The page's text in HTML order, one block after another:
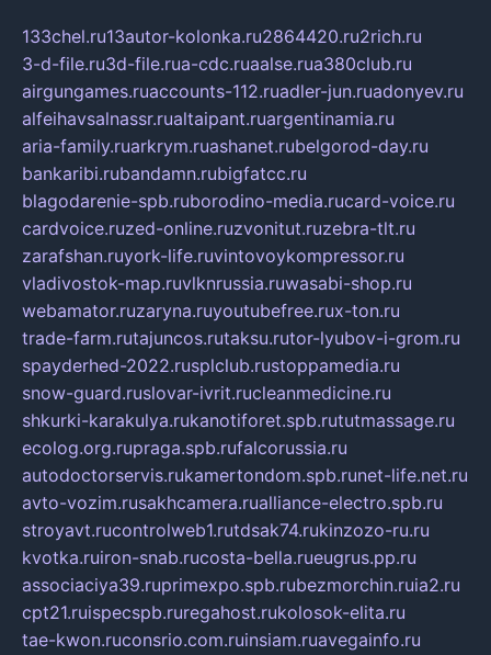
133chel.ru13autor-kolonka.ru2864420.ru2rich.ru
3-d-file.ru3d-file.rua-cdc.ruaalse.rua380club.ru
airgungames.ruaccounts-112.ruadler-jun.ruadonyev.ru
alfeihavsalnassr.rualtaipant.ruargentinamia.ru
aria-family.ruarkrym.ruashanet.rubelgorod-day.ru
bankaribi.rubandamn.rubigfatcc.ru
blagodarenie-spb.ruborodino-media.rucard-voice.ru
cardvoice.ruzed-online.ruzvonitut.ruzebra-tlt.ru
zarafshan.ruyork-life.ruvintovoykompressor.ru
vladivostok-map.ruvlknrussia.ruwasabi-shop.ru
webamator.ruzaryna.ruyoutubefree.rux-ton.ru
trade-farm.rutajuncos.rutaksu.rutor-lyubov-i-grom.ru
spayderhed-2022.rusplclub.rustoppamedia.ru
snow-guard.ruslovar-ivrit.rucleanmedicine.ru
shkurki-karakulya.rukanotiforet.spb.rututmassage.ru
ecolog.org.rupraga.spb.rufalcorussia.ru
autodoctorservis.rukamertondom.spb.runet-life.net.ru
avto-vozim.rusakhcamera.rualliance-electro.spb.ru
stroyavt.rucontrolweb1.rutdsak74.rukinzozo-ru.ru
kvotka.ruiron-snab.rucosta-bella.rueugrus.pp.ru
associaciya39.ruprimexpo.spb.rubezmorchin.ruia2.ru
cpt21.ruispecspb.ruregahost.rukolosok-elita.ru
tae-kwon.ruconsrio.com.ruinsiam.ruavegainfo.ru